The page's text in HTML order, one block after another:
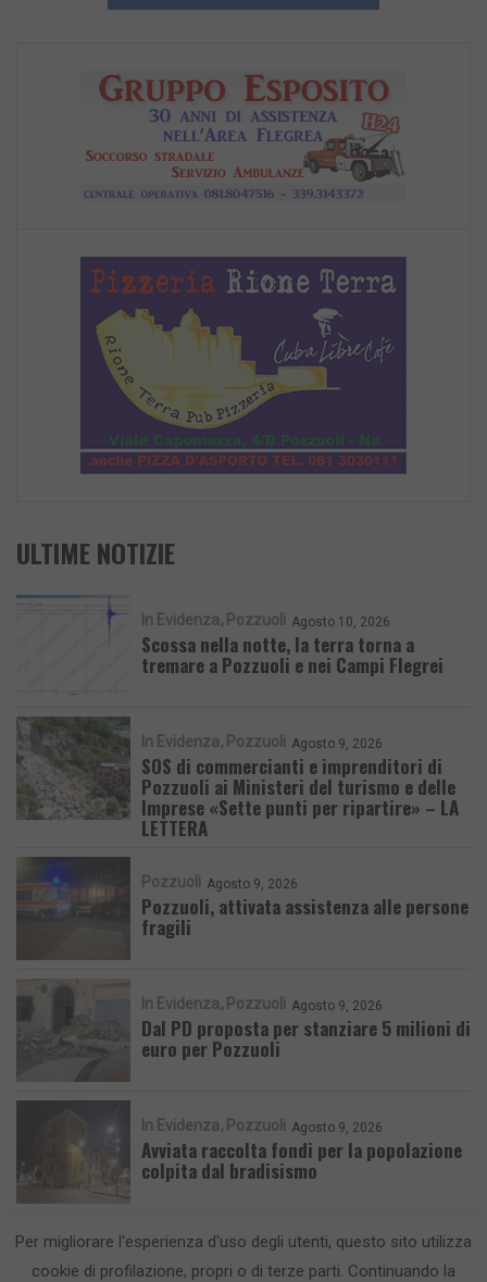
ULTIME NOTIZIE
In Evidenza Pozzuoli Agosto 10, 2026
Scossa nella notte, la terra torna a
tremare a Pozzuoli e nei Campi Flegrei
In Evidenza Pozzuoli Agosto 9, 2026
SOS di commercianti e imprenditori di
Pozzuoli ai Ministeri del turismo e delle
Imprese «Sette punti per ripartire» – LA
LETTERA
Pozzuoli Agosto 9, 2026
Pozzuoli, attivata assistenza alle persone
fragili
In Evidenza Pozzuoli Agosto 9, 2026
Dal PD proposta per stanziare 5 milioni di
euro per Pozzuoli
In Evidenza Pozzuoli Agosto 9, 2026
Avviata raccolta fondi per la popolazione
colpita dal bradisismo
Per migliorare l'esperienza d'uso degli utenti, questo sito utilizza
cookie di profilazione, propri o di terze parti. Continuando la